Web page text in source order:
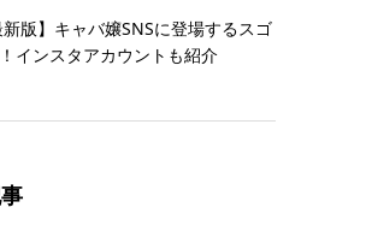
新版】キャバ嬢SNSに登場するスゴ
インスタアカウントも紹介